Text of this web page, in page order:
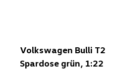
Volkswagen Bulli T2
Spardose grün, 1:22